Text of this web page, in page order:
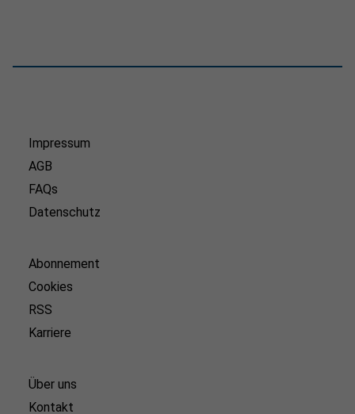
Impressum
AGB
FAQs
Datenschutz
Abonnement
Cookies
RSS
Karriere
Über uns
Kontakt